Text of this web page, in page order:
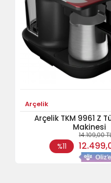
Arçelik
Arçelik TKM 9961 Z
Makinesi
%11
14.109,00